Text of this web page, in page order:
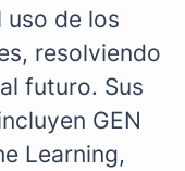
de los
resolviendo
futuro. Sus
GEN
Learning,